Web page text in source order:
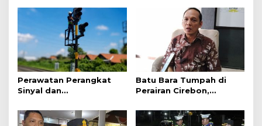
Perawatan Perangkat
Sinyal dan
Perjalanan Kereta Api
Batu Bara Tumpah di
Perairan Cirebon,
Hijau